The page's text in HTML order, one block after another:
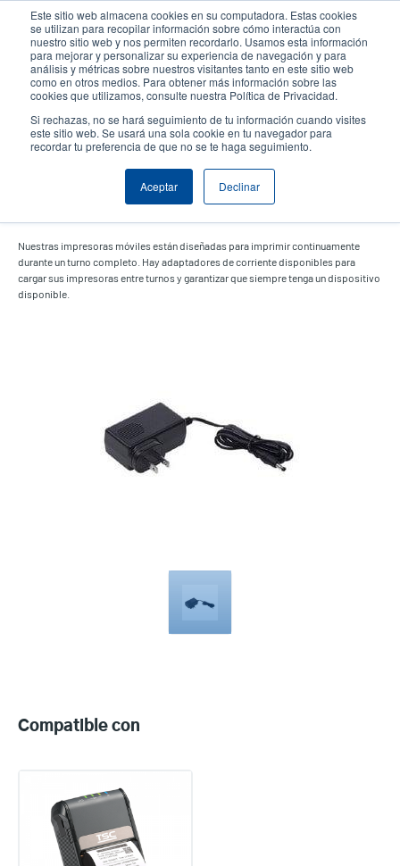
Este sitio web almacena cookies en su computadora. Estas cookies
se utilizan para recopilar información sobre cómo interactúa con
nuestro sitio web y nos permiten recordarlo. Usamos esta información
para mejorar y personalizar su experiencia de navegación y para
análisis y métricas sobre nuestros visitantes tanto en este sitio web
como en otros medios. Para obtener más información sobre las
cookies que utilizamos, consulte nuestra Política de Privacidad.
Si rechazas, no se hará seguimiento de tu información cuando visites
este sitio web. Se usará una sola cookie en tu navegador para
recordar tu preferencia de que no se te haga seguimiento.
Aceptar Declinar
contenido
principal
User
account
menu
User
Header
Selector de productos
Adaptador de corriente
Nuestras impresoras móviles están diseñadas para imprimir continuamente
durante un turno completo. Hay adaptadores de corriente disponibles para
cargar sus impresoras entre turnos y garantizar que siempre tenga un dispositivo
disponible.
Compatible con